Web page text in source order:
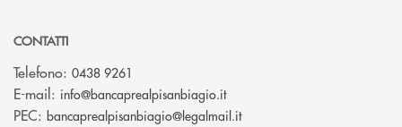
CONTATTI
Telefono: 0438 9261
E-mail: info@bancaprealpisanbiagio.it(si apre l’app di posta
PEC: bancaprealpisanbiagio@legalmail.it(si apre l’app di posta